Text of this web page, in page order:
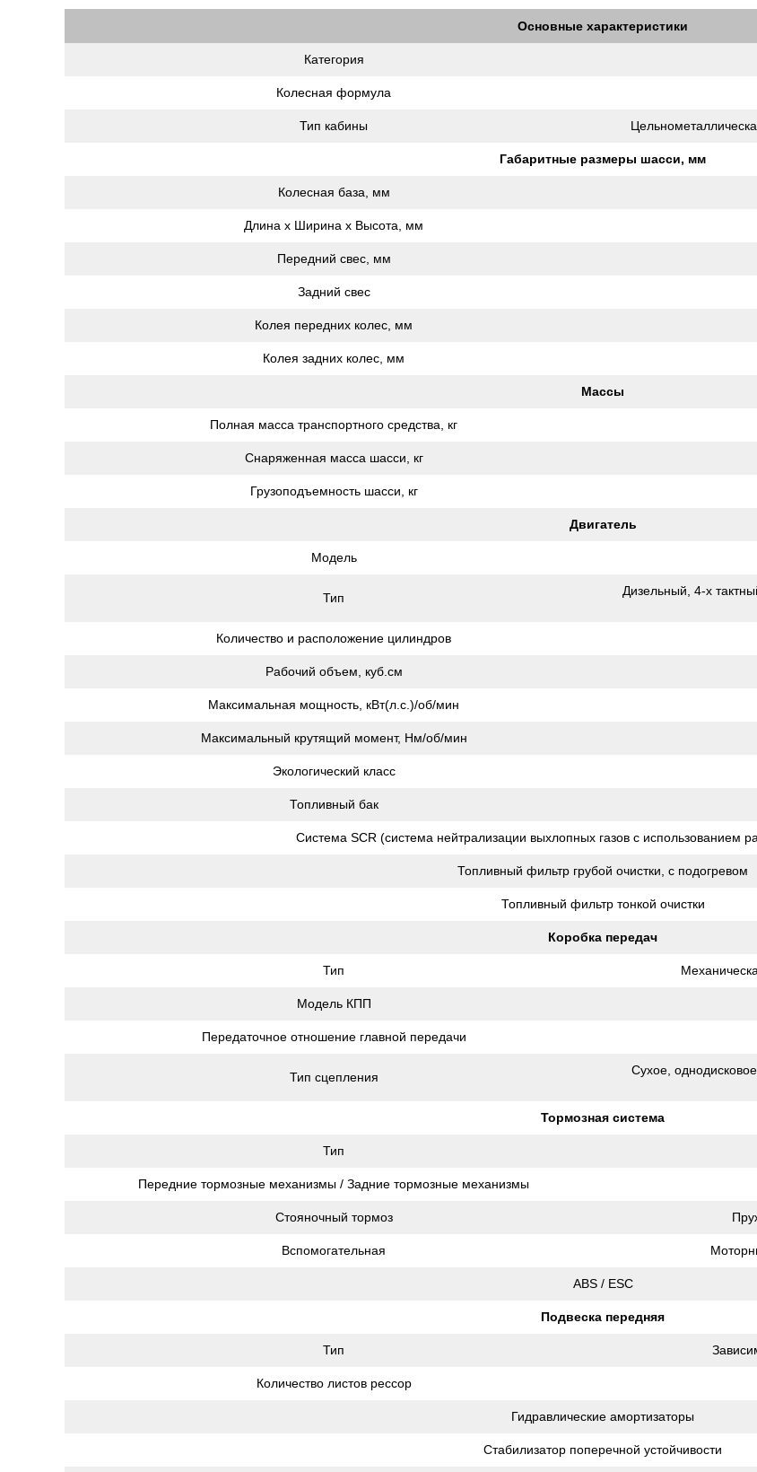
Основные характеристики
Категория
Колесная формула
Тип кабины
Габаритные размеры шасси, мм
Колесная база, мм
Длина х Ширина х Высота, мм
Передний свес, мм
Задний свес
Колея передних колес, мм
Колея задних колес, мм
Массы
Полная масса транспортного средства, кг
Снаряженная масса шасси, кг
Грузоподъемность шасси, кг
Двигатель
Модель
Тип
Дизельный, 4-х
Количество и расположение цилиндров
Рабочий объем, куб.см
Максимальная мощность, кВт(л.с.)/об/мин
Максимальный крутящий момент, Нм/об/мин
Экологический класс
Топливный бак
Система SCR (система нейтрализации выхлопных газов с использованием
Топливный фильтр грубой очистки, с подогревом
Топливный фильтр тонкой очистки
Коробка передач
Тип
Модель КПП
Передаточное отношение главной передачи
Тип сцепления
Сухое,
Тормозная система
Тип
Передние тормозные механизмы / Задние тормозные механизмы
Стояночный тормоз
Вспомогательная
ABS / ESC
Подвеска передняя
Тип
Количество листов рессор
Гидравлические амортизаторы
Стабилизатор поперечной устойчивости